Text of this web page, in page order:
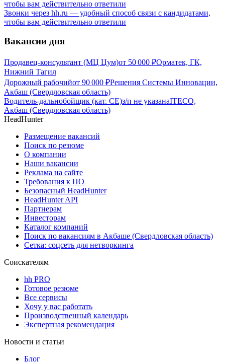
Звонки через hh.ru — удобный способ связи с кандидатами,
чтобы вам действительно ответили
Вакансии дня
Продавец-консультант (МЦ Цум)от 50 000 ₽Орматек, ГК,
Нижний Тагил
Дорожный рабочийот 90 000 ₽Решения Системы Инновации,
Акбаш (Свердловская область)
Водитель-дальнобойщик (кат. CE)з/п не указанаITECO,
Акбаш (Свердловская область)
HeadHunter
Размещение вакансий
Поиск по резюме
О компании
Наши вакансии
Реклама на сайте
Требования к ПО
Безопасный HeadHunter
HeadHunter API
Партнерам
Инвесторам
Каталог компаний
Поиск по вакансиям в Акбаше (Свердловская область)
Сетка: соцсеть для нетворкинга
Соискателям
hh PRO
Готовое резюме
Все сервисы
Хочу у вас работать
Производственный календарь
Экспертная рекомендация
Новости и статьи
Блог